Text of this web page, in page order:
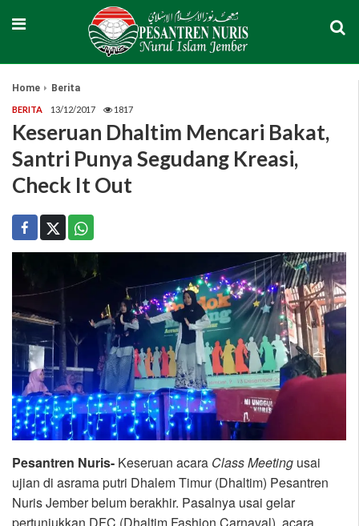
Home Berita
BERITA 13/12/2017 1817
Keseruan Dhaltim Mencari Bakat,
Santri Punya Segudang Kreasi,
Check It Out
Pesantren Nuris- Keseruan acara Class Meeting usai
ujian di asrama putri Dhalem Timur (Dhaltim) Pesantren
Nuris Jember belum berakhir. Pasalnya usai gelar